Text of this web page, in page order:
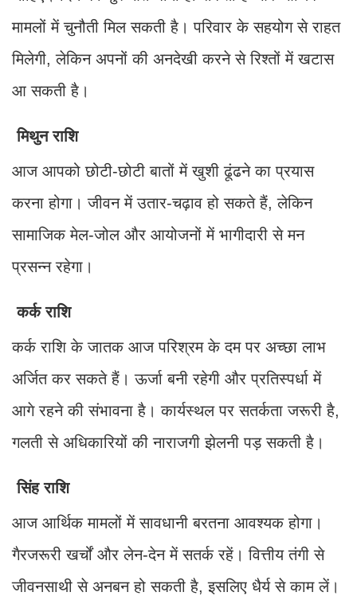
मामलों में चुनौती मिल सकती है। परिवार के सहयोग से राहत
मिलेगी, लेकिन अपनों की अनदेखी करने से रिश्तों में खटास
आ सकती है।
मिथुन राशि
आज आपको छोटी-छोटी बातों में खुशी ढूंढने का प्रयास
करना होगा। जीवन में उतार-चढ़ाव हो सकते हैं, लेकिन
सामाजिक मेल-जोल और आयोजनों में भागीदारी से मन
प्रसन्न रहेगा।
कर्क राशि
कर्क राशि के जातक आज परिश्रम के दम पर अच्छा लाभ
अर्जित कर सकते हैं। ऊर्जा बनी रहेगी और प्रतिस्पर्धा में
आगे रहने की संभावना है। कार्यस्थल पर सतर्कता जरूरी है,
गलती से अधिकारियों की नाराजगी झेलनी पड़ सकती है।
सिंह राशि
आज आर्थिक मामलों में सावधानी बरतना आवश्यक होगा।
गैरजरूरी खर्चों और लेन-देन में सतर्क रहें। वित्तीय तंगी से
जीवनसाथी से अनबन हो सकती है, इसलिए धैर्य से काम लें।